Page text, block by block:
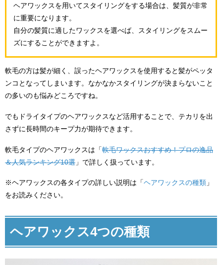
ヘアワックスを用いてスタイリングをする場合は、髪質が非常
に重要になります。
自分の髪質に適したワックスを選べば、スタイリングをスムー
ズにすることができますよ。
軟毛の方は髪が細く、誤ったヘアワックスを使用すると髪がペッタ
ンコとなってしまいます。なかなかスタイリングが決まらないこと
の多いのも悩みどころですね。
でもドライタイプのヘアワックスなど活用することで、テカリを出
さずに長時間のキープ力が期待できます。
軟毛タイプのヘアワックスは「軟毛ワックスおすすめ！プロの逸品
＆人気ランキング10選 」で詳しく扱っています。
※ヘアワックスの各タイプの詳しい説明は「ヘアワックスの種類 」
をお読みください。
ヘアワックス4つの種類